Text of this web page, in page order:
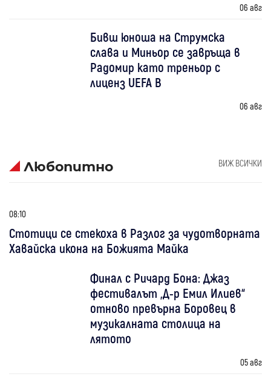
06 авг
Бивш юноша на Струмска
слава и Миньор се завръща в
Радомир като треньор с
лиценз UEFA B
06 авг
Любопитно ВИЖ ВСИЧКИ
08:10
Стотици се стекоха в Разлог за чудотворната
Хавайска икона на Божията Майка
Финал с Ричард Бона: Джаз
фестивалът „Д-р Емил Илиев“
отново превърна Боровец в
музикалната столица на
лятото
05 авг